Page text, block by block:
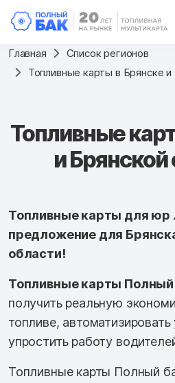
Главная
Список регионов
Топливные карты в Брянске и
Топливные
и Брянской
Топливные карты для юр
предложение для
области!
Топливные карты Полный
получить реальную
топливе,
упростить работу
Топливные карты Полный